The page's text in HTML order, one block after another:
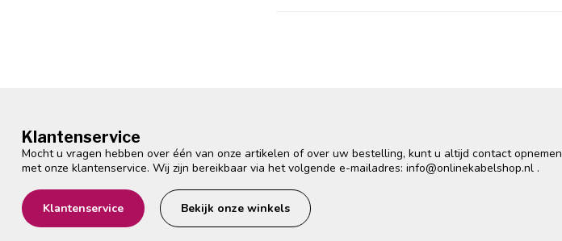
Klantenservice
Mocht u vragen hebben over één van onze artikelen of over uw bestelling, kunt u altijd contact opnemen
met onze klantenservice. Wij zijn bereikbaar via het volgende e-mailadres: info@onlinekabelshop.nl .
Klantenservice Bekijk onze winkels